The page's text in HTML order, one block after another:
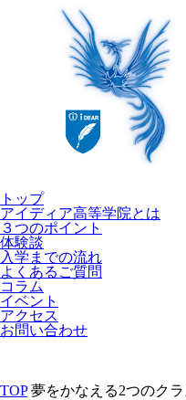
トップ
アイディア高等学院とは
３つのポイント
体験談
入学までの流れ
よくあるご質問
コラム
イベント
アクセス
お問い合わせ
TOP 夢をかなえる2つのクラ